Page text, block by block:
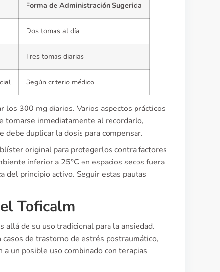
Forma de Administración Sugerida
Dos tomas al día
Tres tomas diarias
Según criterio médico
los 300 mg diarios. Varios aspectos prácticos
tomarse inmediatamente al recordarlo,
duplicar la dosis para compensar.
original para protegerlos contra factores
inferior a 25°C en espacios secos fuera
del principio activo. Seguir estas pautas
Toficalm
de su uso tradicional para la ansiedad.
de trastorno de estrés postraumático,
un posible uso combinado con terapias